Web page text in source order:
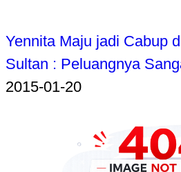
Yennita Maju jadi Cabup
Sultan : Peluangnya
2015-01-20